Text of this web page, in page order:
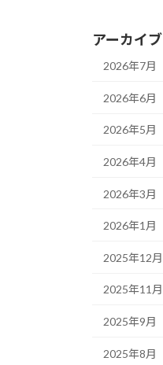
アーカイブ
2026年7月
2026年6月
2026年5月
2026年4月
2026年3月
2026年1月
2025年12月
2025年11月
2025年9月
2025年8月